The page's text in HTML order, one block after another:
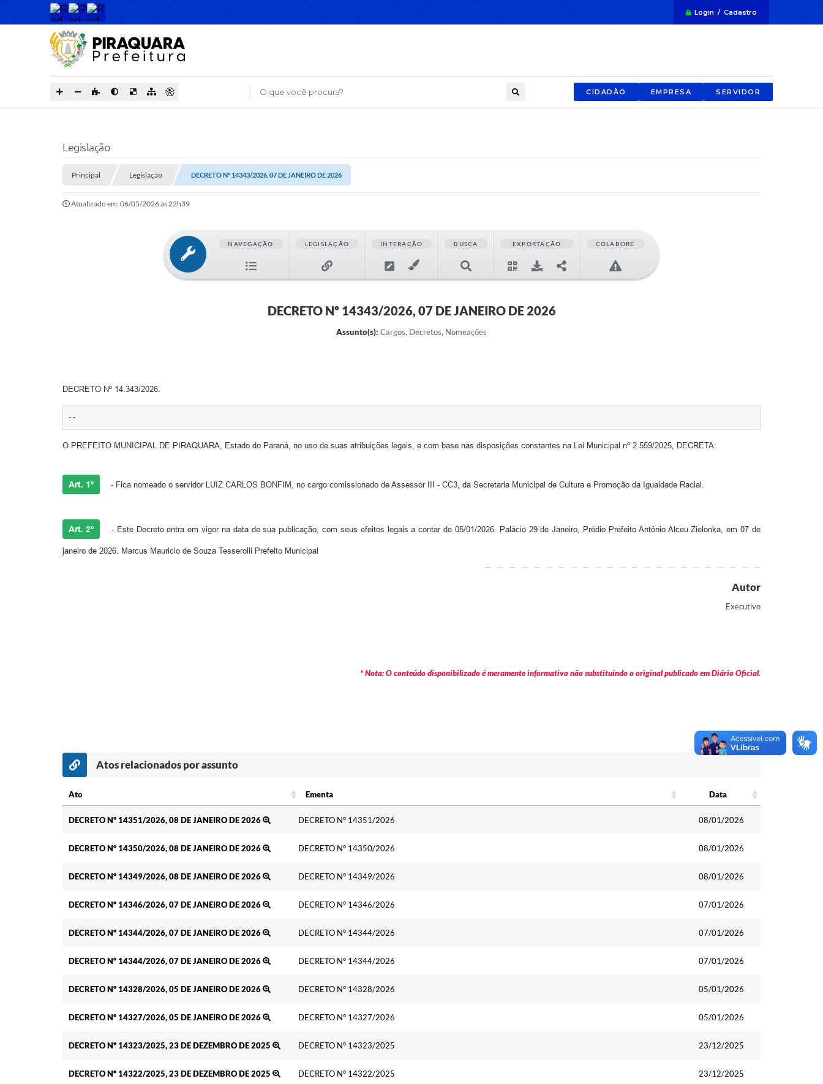
Login / Cadastro
O que você procura? CIDADÃO EMPRESA SERVIDOR
Legislação
Principal Legislação DECRETO Nº 14343/2026, 07 DE JANEIRO DE 2026
Atualizado em: 06/05/2026 às 22h39
NAVEGAÇÃO LEGISLAÇÃO INTERAÇÃO BUSCA EXPORTAÇÃO COLABORE
DECRETO Nº 14343/2026, 07 DE JANEIRO DE 2026
Assunto(s): Cargos, Decretos, Nomeações
DECRETO Nº 14.343/2026.
--
O PREFEITO MUNICIPAL DE PIRAQUARA, Estado do Paraná, no uso de suas atribuições legais, e com base nas disposições constantes na Lei Municipal nº 2.559/2025, DECRETA:
Art. 1º - Fica nomeado o servidor LUIZ CARLOS BONFIM, no cargo comissionado de Assessor III - CC3, da Secretaria Municipal de Cultura e Promoção da Igualdade Racial.
Art. 2º - Este Decreto entra em vigor na data de sua publicação, com seus efeitos legais a contar de 05/01/2026. Palácio 29 de Janeiro, Prédio Prefeito Antônio Alceu Zielonka, em 07 de
janeiro de 2026. Marcus Mauricio de Souza Tesserolli Prefeito Municipal
Autor
Executivo
* Nota: O conteúdo disponibilizado é meramente informativo não substituindo o original publicado em Diário Oficial.
Atos relacionados por assunto
Ato Ementa
Data
DECRETO Nº 14351/2026, 08 DE JANEIRO DE 2026
DECRETO N° 14351/2026 08/01/2026
DECRETO Nº 14350/2026, 08 DE JANEIRO DE 2026 DECRETO N° 14350/2026 08/01/2026
DECRETO Nº 14349/2026, 08 DE JANEIRO DE 2026 DECRETO N° 14349/2026 08/01/2026
DECRETO Nº 14346/2026, 07 DE JANEIRO DE 2026 DECRETO N° 14346/2026 07/01/2026
DECRETO Nº 14344/2026, 07 DE JANEIRO DE 2026 DECRETO N° 14344/2026 07/01/2026
DECRETO Nº 14344/2026, 07 DE JANEIRO DE 2026 DECRETO N° 14344/2026 07/01/2026
DECRETO Nº 14328/2026, 05 DE JANEIRO DE 2026 DECRETO N° 14328/2026 05/01/2026
DECRETO Nº 14327/2026, 05 DE JANEIRO DE 2026 DECRETO N° 14327/2026 05/01/2026
DECRETO Nº 14323/2025, 23 DE DEZEMBRO DE 2025 DECRETO N° 14323/2025 23/12/2025
DECRETO Nº 14322/2025, 23 DE DEZEMBRO DE 2025 DECRETO N° 14322/2025 23/12/2025